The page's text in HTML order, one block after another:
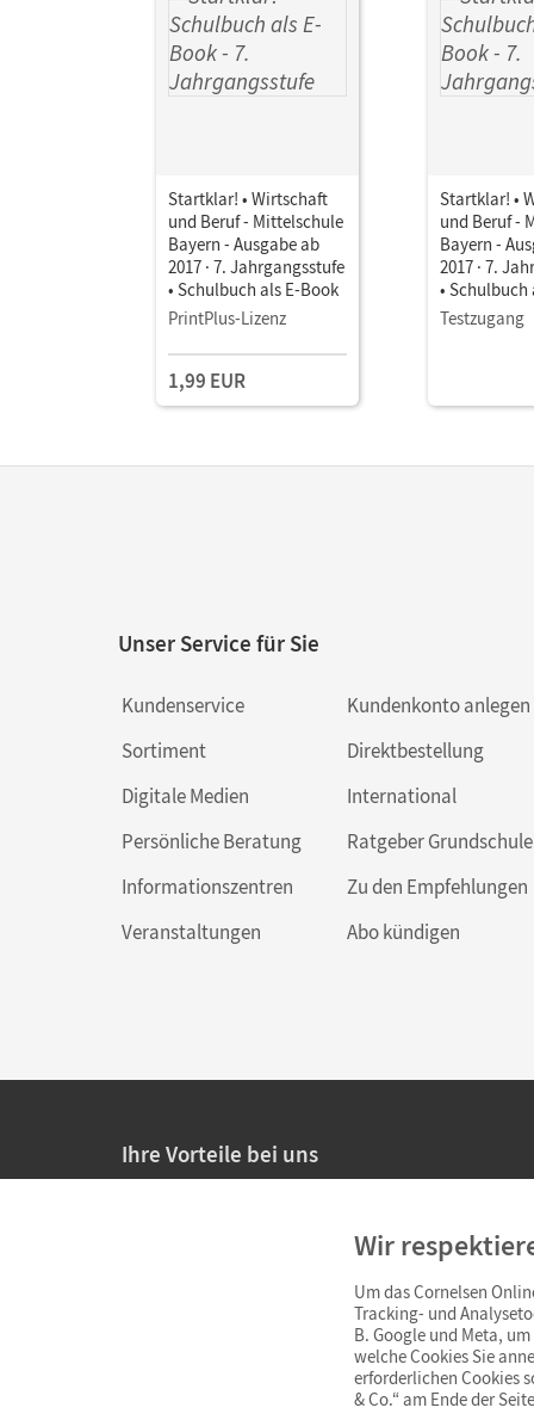
Startklar! • Wirtschaft
und Beruf - Mittelschule
Bayern - Ausgabe ab
2017 · 7. Jahrgangsstufe
• Schulbuch als E-Book
PrintPlus-Lizenz
1,99 EUR
Startklar! •
und Beruf -
Bayern -
2017 · 7.
• Schulbuch
Testzugang
Unser Service für Sie
Kundenservice
Sortiment
Digitale Medien
Persönliche Beratung
Informationszentren
Veranstaltungen
Kundenkonto anlegen
Direktbestellung
International
Ratgeber Grundschule
Zu den Empfehlungen
Abo kündigen
Ihre Vorteile bei uns
Persönliche Angebote für Lehrkräfte
Sicheres Einkaufen mit SSL-Verschlüsselung
Widerrufsfristvon 4 Wochen
Schnelle und einfache Retourenabwicklung
Wir
Um das Cornelsen
Tracking- und
B. Google und Meta,
welche Cookies Sie
erforderlichen Cookies
& Co.“ am Ende der